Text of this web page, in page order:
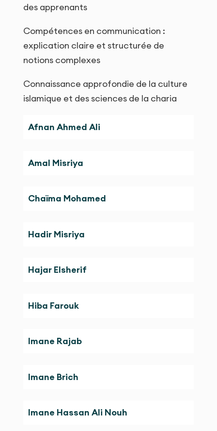
des apprenants
Compétences en communication :
explication claire et structurée de
notions complexes
Connaissance approfondie de la culture
islamique et des sciences de la charia
Afnan Ahmed Ali
Amal Misriya
Chaïma Mohamed
Hadir Misriya
Hajar Elsherif
Hiba Farouk
Imane Rajab
Imane Brich
Imane Hassan Ali Nouh